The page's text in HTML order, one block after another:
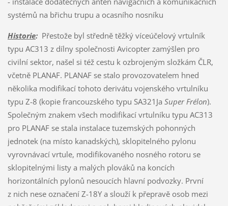
systémů na břichu trupu a ocasního nosníku
Historie:Přestože byl středně těžký víceúčelový vrtulník
typu AC313 z dílny společnosti Avicopter zamýšlen pro
civilní sektor, našel si též cestu k ozbrojeným složkám ČLR,
včetně PLANAF. PLANAF se stalo provozovatelem hned
několika modifikací tohoto derivátu vojenského vrtulníku
typu Z-8 (kopie francouzského typu SA321Ja Super Frélon).
Společným znakem všech modifikací vrtulníku typu AC313
pro PLANAF se stala instalace tuzemských pohonných
jednotek (na místo kanadských), sklopitelného pylonu
vyrovnávací vrtule, modifikovaného nosného rotoru se
sklopitelnými listy a malých plováků na koncích
horizontálních pylonů nesoucích hlavní podvozky. První
z nich nese označení Z-18Y a slouží k přepravě osob mezi